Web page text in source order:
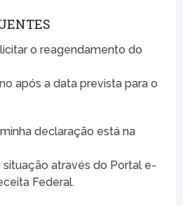
o reagendamento do
após a data prevista para o
declaração está na
através do Portal e-
Federal.